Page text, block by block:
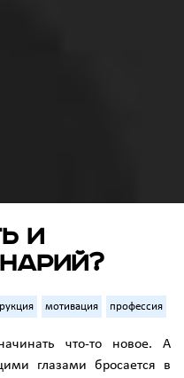
и
мотивация профессия
что-то новое. А
глазами бросается в